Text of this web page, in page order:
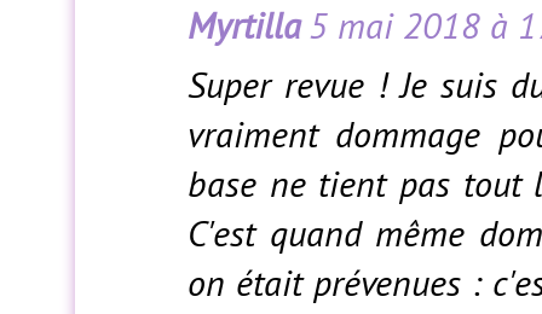
Myrtilla5 mai 2018 à
Super revue ! Je suis
vraiment dommage
base ne tient pas tout
C'est quand même
on était prévenues :